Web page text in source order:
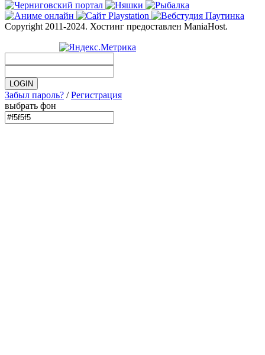
Copyright 2011-2024. Хостинг предоставлен ManiaHost.
Забыл пароль? /Регистрация
выбрать фон